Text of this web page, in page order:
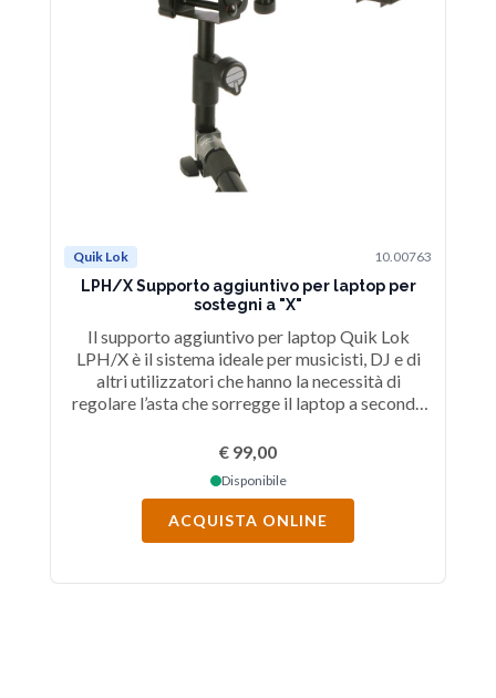
Quik Lok 10.00763
LPH/X Supporto aggiuntivo per laptop per
sostegni a "X"
Il supporto aggiuntivo per laptop Quik Lok
LPH/X è il sistema ideale per musicisti, DJ e di
altri utilizzatori che hanno la necessità di
regolare l’asta che sorregge il laptop a seconda
ripiano per il mouse che è estraibile sul lato
€ 99,00
Disponibile
ACQUISTA ONLINE